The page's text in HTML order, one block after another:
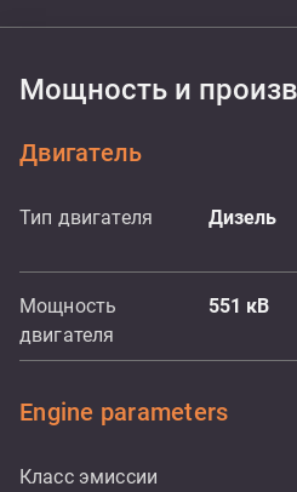
Мощность и
Двигатель
Тип двигателя Дизель
Мощность
двигателя
551 кВ
Engine parameters
Класс эмиссии